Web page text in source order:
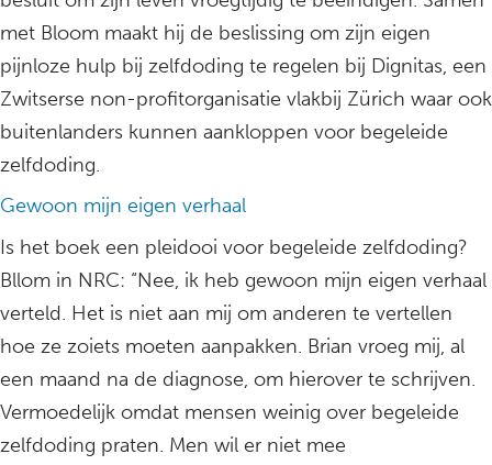
met Bloom maakt hij de beslissing om zijn eigen
pijnloze hulp bij zelfdoding te regelen bij Dignitas, een
Zwitserse non-profitorganisatie vlakbij Zürich waar ook
buitenlanders kunnen aankloppen voor begeleide
zelfdoding.
Gewoon mijn eigen verhaal
Is het boek een pleidooi voor begeleide zelfdoding?
Bllom in NRC: “Nee, ik heb gewoon mijn eigen verhaal
verteld. Het is niet aan mij om anderen te vertellen
hoe ze zoiets moeten aanpakken. Brian vroeg mij, al
een maand na de diagnose, om hierover te schrijven.
Vermoedelijk omdat mensen weinig over begeleide
zelfdoding praten. Men wil er niet mee